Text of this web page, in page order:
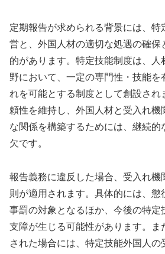
定期報告が求められる背景には、特
営と、外国人材の適切な処遇の確保
的があります。特定技能制度は、人
野において、一定の専門性・技能を
れを可能とする制度として創設され
頼性を維持し、外国人材と受入れ機
な関係を構築するためには、継続的
欠です。
報告義務に違反した場合、受入れ機
則が適用されます。具体的には、懲
事罰の対象となるほか、今後の特定
支障が生じる可能性があります。ま
された場合には、特定技能外国人の